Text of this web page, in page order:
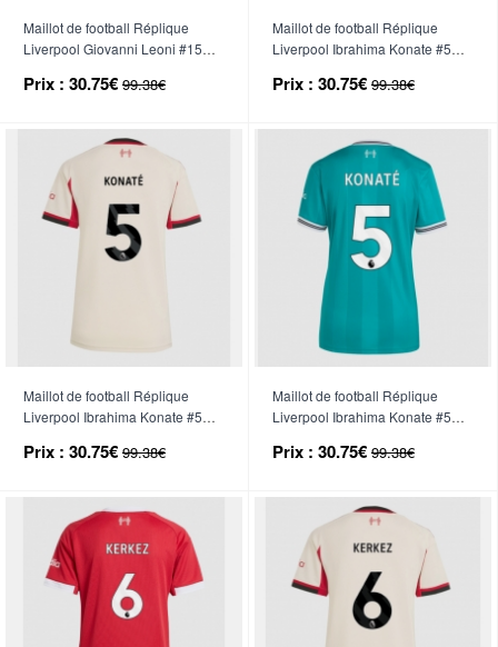
Maillot de football Réplique
Liverpool Giovanni Leoni #15
Manche Courte
Prix : 30.75€ 99.38€
Maillot de football Réplique
Liverpool Ibrahima Konate #5
Manche Courte
Prix : 30.75€ 99.38€
Maillot de football Réplique
Liverpool Ibrahima Konate #5
Manche Courte
Prix : 30.75€ 99.38€
Maillot de football Réplique
Liverpool Ibrahima Konate #5
Manche Courte
Prix : 30.75€ 99.38€